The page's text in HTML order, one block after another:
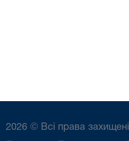
2026 © Всі права захищені